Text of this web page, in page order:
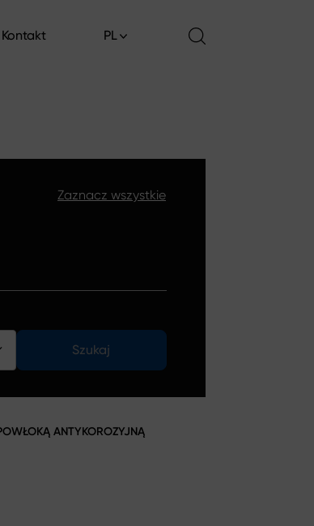
Kontakt
PL
Zaznacz wszystkie
Szukaj
ANTYKOROZYJNĄ